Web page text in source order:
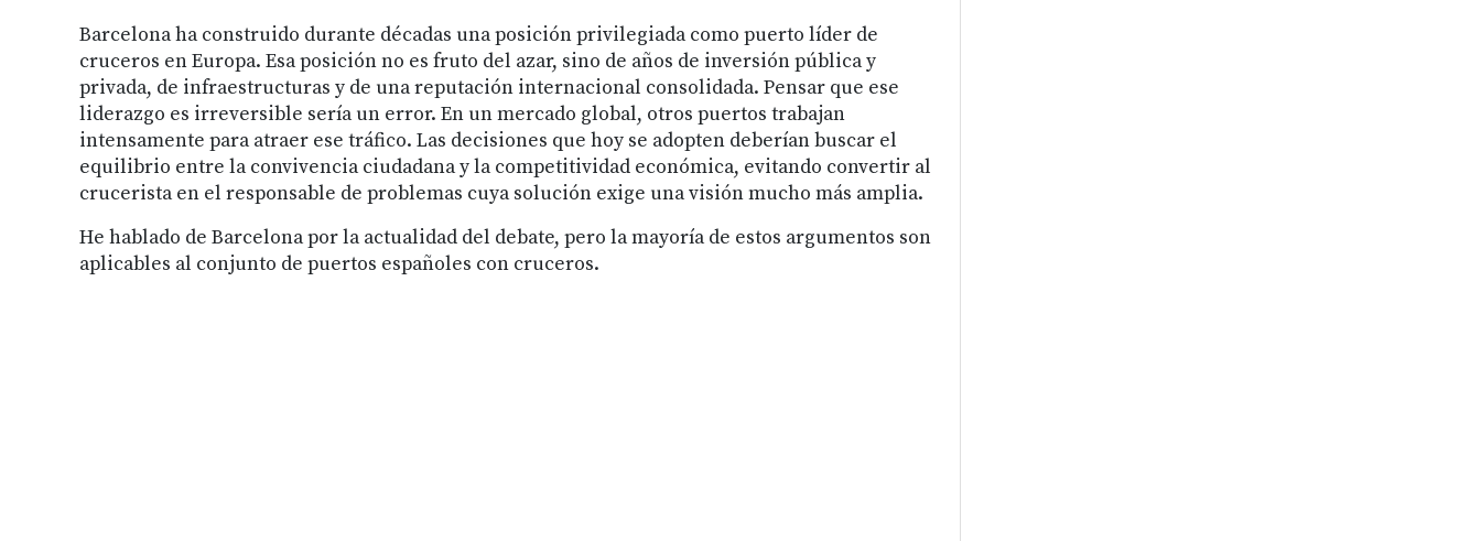
Barcelona ha construido durante décadas una posición privilegiada como puerto líder de
cruceros en Europa. Esa posición no es fruto del azar, sino de años de inversión pública y
privada, de infraestructuras y de una reputación internacional consolidada. Pensar que ese
liderazgo es irreversible sería un error. En un mercado global, otros puertos trabajan
intensamente para atraer ese tráfico. Las decisiones que hoy se adopten deberían buscar el
equilibrio entre la convivencia ciudadana y la competitividad económica, evitando convertir al
crucerista en el responsable de problemas cuya solución exige una visión mucho más amplia.
He hablado de Barcelona por la actualidad del debate, pero la mayoría de estos argumentos son
aplicables al conjunto de puertos españoles con cruceros.